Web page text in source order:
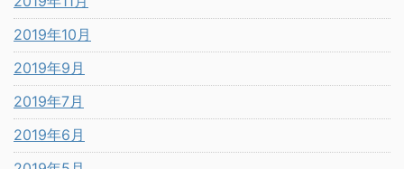
2019年10月
2019年9月
2019年7月
2019年6月